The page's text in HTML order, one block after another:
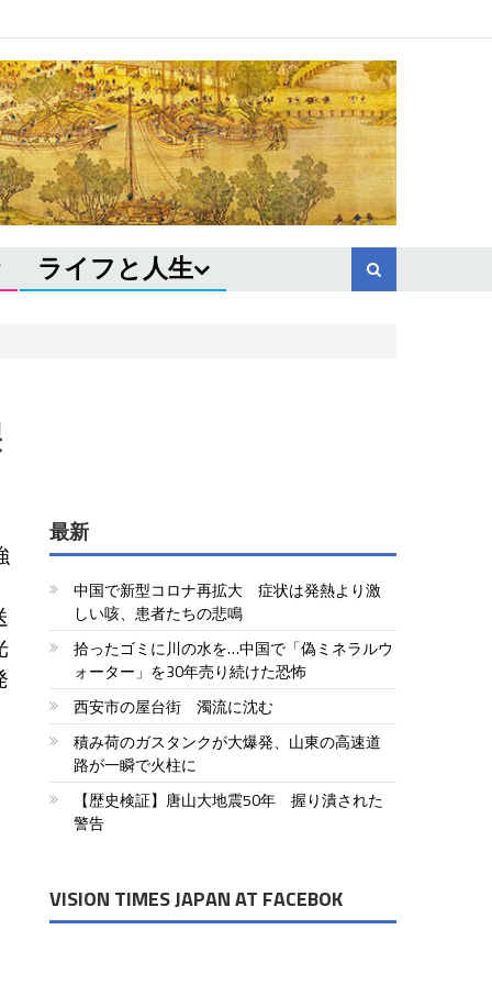
ライフと人生
最新
中国で新型コロナ再拡大 症状は発熱より激
しい咳、患者たちの悲鳴
拾ったゴミに川の水を…中国で「偽ミネラルウ
ォーター」を30年売り続けた恐怖
西安市の屋台街 濁流に沈む
積み荷のガスタンクが大爆発、山東の高速道
路が一瞬で火柱に
【歴史検証】唐山大地震50年 握り潰された
警告
VISION TIMES JAPAN AT FACEBOK